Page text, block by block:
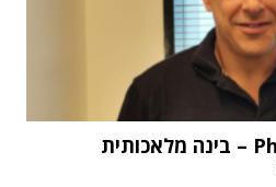
"העתיד הוא Physical AI – בינה מלאכותית